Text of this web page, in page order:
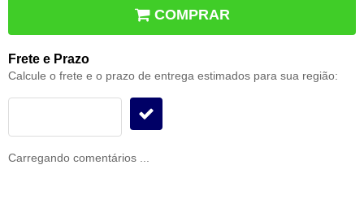
COMPRAR
Frete e Prazo
Calcule o frete e o prazo de entrega estimados para sua região:
Carregando comentários ...